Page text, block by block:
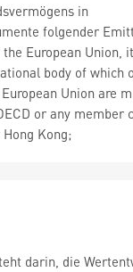
in
folgender
European Union,
body of which
Union are
or any member
Kong;
darin, die